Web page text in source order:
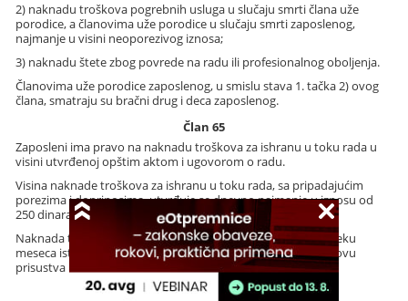
2) naknadu troškova pogrebnih usluga u slučaju smrti člana uže
porodice, a članovima uže porodice u slučaju smrti zaposlenog,
najmanje u visini neoporezivog iznosa;
3) naknadu štete zbog povrede na radu ili profesionalnog oboljenja.
Članovima uže porodice zaposlenog, u smislu stava 1. tačka 2) ovog
člana, smatraju su bračni drug i deca zaposlenog.
Član 65
Zaposleni ima pravo na naknadu troškova za ishranu u toku rada u
visini utvrđenoj opštim aktom i ugovorom o radu.
Visina naknade troškova za ishranu u toku rada, sa pripadajućim
porezima i doprinosima, utvrđuje se dnevno najmanje u iznosu od
250 dinara.
Naknada troškova za ishranu u toku rada isplaćuje se po isteku
meseca istovremeno sa konačnom isplatom zarade, na osnovu
prisustva na radu zaposlenog za tekući mesec.
Član 66